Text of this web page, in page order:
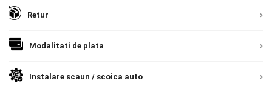
Retur
Modalitati de plata
Instalare scaun / scoica auto